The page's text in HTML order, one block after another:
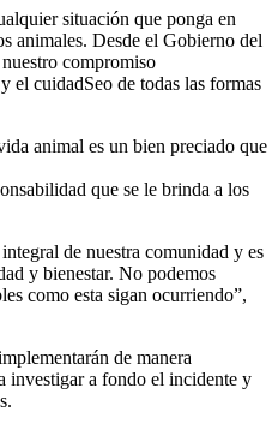
situación que ponga en
animales. Desde el Gobierno del
compromiso
el cuidadSeo de todas las formas
animal es un bien preciado que
que se le brinda a los
de nuestra comunidad y es
y bienestar. No podemos
como esta sigan ocurriendo”,
de manera
investigar a fondo el incidente y